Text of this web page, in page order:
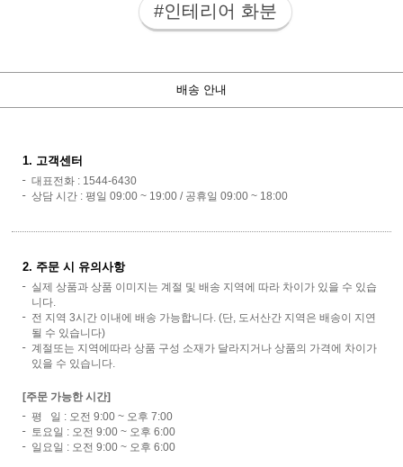
#인테리어 화분
배송 안내
1. 고객센터
대표전화 : 1544-6430
상담 시간 : 평일 09:00 ~ 19:00 / 공휴일 09:00 ~ 18:00
2. 주문 시 유의사항
실제 상품과 상품 이미지는 계절 및 배송 지역에 따라 차이가 있을 수 있습
니다.
전 지역 3시간 이내에 배송 가능합니다. (단, 도서산간 지역은 배송이 지연
될 수 있습니다)
계절또는 지역에따라 상품 구성 소재가 달라지거나 상품의 가격에 차이가
있을 수 있습니다.
[주문 가능한 시간]
평 일 : 오전 9:00 ~ 오후 7:00
토요일 : 오전 9:00 ~ 오후 6:00
일요일 : 오전 9:00 ~ 오후 6:00